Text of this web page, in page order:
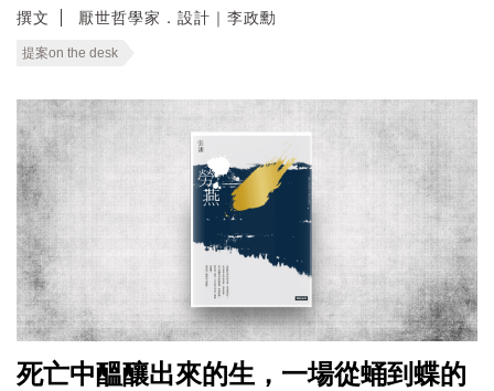
撰文 厭世哲學家．設計｜李政勳
提案on the desk
死亡中醞釀出來的生，一場從蛹到蝶的